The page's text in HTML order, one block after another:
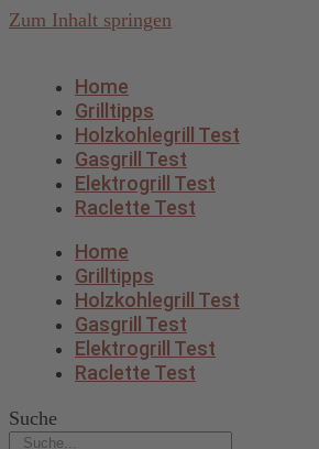
Zum Inhalt springen
Home
Grilltipps
Holzkohlegrill Test
Gasgrill Test
Elektrogrill Test
Raclette Test
Home
Grilltipps
Holzkohlegrill Test
Gasgrill Test
Elektrogrill Test
Raclette Test
Suche